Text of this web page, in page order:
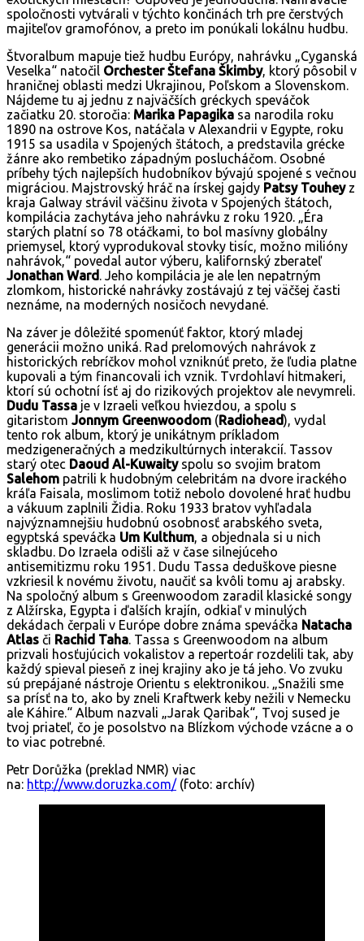
spoločnosti vytvárali v týchto končinách trh pre čerstvých
majiteľov gramofónov, a preto im ponúkali lokálnu hudbu.
Štvoralbum mapuje tiež hudbu Európy, nahrávku „Cyganská
Veselka“ natočil Orchester Štefana Škimby, ktorý pôsobil v
hraničnej oblasti medzi Ukrajinou, Poľskom a Slovenskom.
Nájdeme tu aj jednu z najväčších gréckych speváčok
začiatku 20. storočia: Marika Papagika sa narodila roku
1890 na ostrove Kos, natáčala v Alexandrii v Egypte, roku
1915 sa usadila v Spojených štátoch, a predstavila grécke
žánre ako rembetiko západným poslucháčom. Osobné
príbehy tých najlepších hudobníkov bývajú spojené s večnou
migráciou. Majstrovský hráč na írskej gajdy Patsy Touheyz
kraja Galway strávil väčšinu života v Spojených štátoch,
kompilácia zachytáva jeho nahrávku z roku 1920. „Éra
starých platní so 78 otáčkami, to bol masívny globálny
priemysel, ktorý vyprodukoval stovky tisíc, možno milióny
nahrávok,“ povedal autor výberu, kalifornský zberateľ
Jonathan Ward . Jeho kompilácia je ale len nepatrným
zlomkom, historické nahrávky zostávajú z tej väčšej časti
neznáme, na moderných nosičoch nevydané.
Na záver je dôležité spomenúť faktor, ktorý mladej
generácii možno uniká. Rad prelomových nahrávok z
historických rebríčkov mohol vzniknúť preto, že ľudia platne
kupovali a tým financovali ich vznik. Tvrdohlaví hitmakeri,
ktorí sú ochotní ísť aj do rizikových projektov ale nevymreli.
Dudu Tassa je v Izraeli veľkou hviezdou, a spolu s
gitaristom Jonnym Greenwoodom (Radiohead), vydal
tento rok album, ktorý je unikátnym príkladom
medzigeneračných a medzikultúrnych interakcií. Tassov
starý otec Daoud Al-Kuwaityspolu so svojim bratom
Salehom patrili k hudobným celebritám na dvore irackého
kráľa Faisala, moslimom totiž nebolo dovolené hrať hudbu
a vákuum zaplnili Židia. Roku 1933 bratov vyhľadala
najvýznamnejšiu hudobnú osobnosť arabského sveta,
egyptská speváčka Um Kulthum, a objednala si u nich
skladbu. Do Izraela odišli až v čase silnejúceho
antisemitizmu roku 1951. Dudu Tassa deduškove piesne
vzkriesil k novému životu, naučiť sa kvôli tomu aj arabsky.
Na spoločný album s Greenwoodom zaradil klasické songy
z Alžírska, Egypta i ďalších krajín, odkiaľ v minulých
dekádach čerpali v Európe dobre známa speváčka Natacha
Atlas či Rachid Taha. Tassa s Greenwoodom na album
prizvali hosťujúcich vokalistov a repertoár rozdelili tak, aby
každý spieval pieseň z inej krajiny ako je tá jeho. Vo zvuku
sú prepájané nástroje Orientu s elektronikou. „Snažili sme
sa prísť na to, ako by zneli Kraftwerk keby nežili v Nemecku
ale Káhire.“ Album nazvali „Jarak Qaribak“, Tvoj sused je
tvoj priateľ, čo je posolstvo na Blízkom východe vzácne a o
to viac potrebné.
Petr Dorůžka (preklad NMR) viac
na: http://www.doruzka.com/(foto: archív)